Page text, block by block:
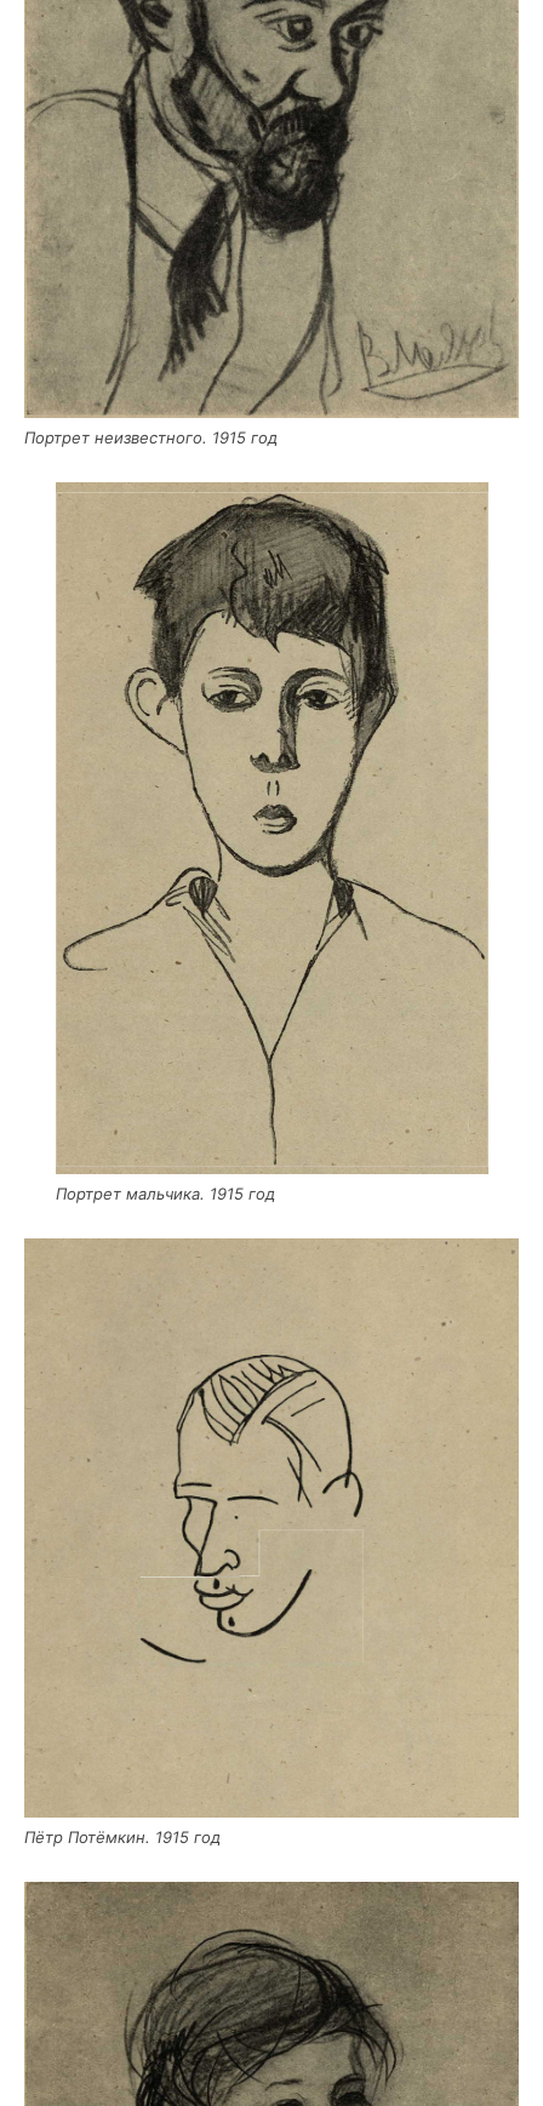
Порт­рет неиз­вест­но­го. 1915 год
Порт­рет маль­чи­ка. 1915 год
Пётр Потём­кин. 1915 год